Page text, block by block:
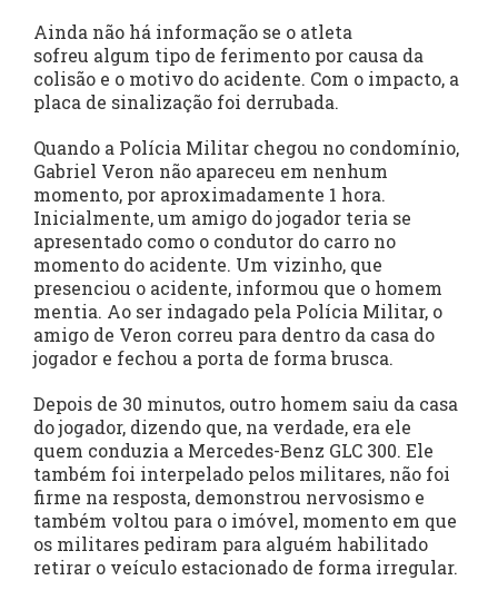
Ainda não há informação se o atleta
sofreu algum tipo de ferimento por causa da
colisão e o motivo do acidente. Com o impacto, a
placa de sinalização foi derrubada.
Quando a Polícia Militar chegou no condomínio,
Gabriel Veron não apareceu em nenhum
momento, por aproximadamente 1 hora.
Inicialmente, um amigo do jogador teria se
apresentado como o condutor do carro no
momento do acidente. Um vizinho, que
presenciou o acidente, informou que o homem
mentia. Ao ser indagado pela Polícia Militar, o
amigo de Veron correu para dentro da casa do
jogador e fechou a porta de forma brusca.
Depois de 30 minutos, outro homem saiu da casa
do jogador, dizendo que, na verdade, era ele
quem conduzia a Mercedes-Benz GLC 300. Ele
também foi interpelado pelos militares, não foi
firme na resposta, demonstrou nervosismo e
também voltou para o imóvel, momento em que
os militares pediram para alguém habilitado
retirar o veículo estacionado de forma irregular.